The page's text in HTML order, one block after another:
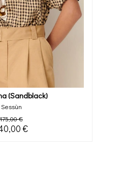
(sandblack)
Sessùn
175,00 €
€